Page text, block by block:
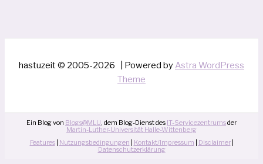
hastuzeit © 2005-2026 | Powered by Astra WordPress
Theme
Ein Blog von Blogs@MLU, dem Blog-Dienst des IT-Servicezentrumsder
Martin-Luther-Universität Halle-Wittenberg
Features| Nutzungsbedingungen Kontakt/Impressum Disclaimer|
Datenschutzerklärung